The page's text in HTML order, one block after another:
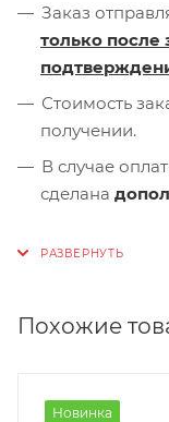
Заказ
только
Стоимость
получении.
В случае
сделана
Похожие
Новинка